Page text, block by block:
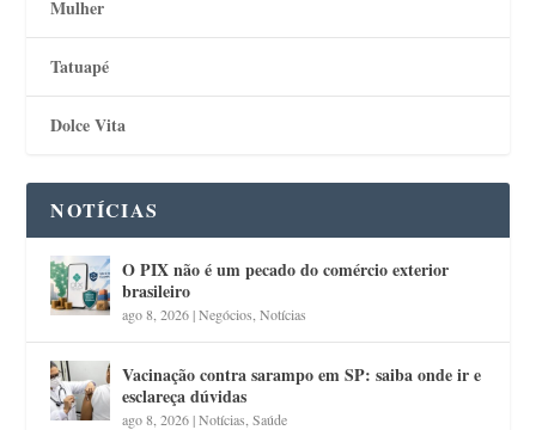
Mulher
Tatuapé
Dolce Vita
NOTÍCIAS
O PIX não é um pecado do comércio exterior
brasileiro
ago 8, 2026|Negócios ,Notícias
Vacinação contra sarampo em SP: saiba onde ir e
esclareça dúvidas
ago 8, 2026|Notícias ,Saúde